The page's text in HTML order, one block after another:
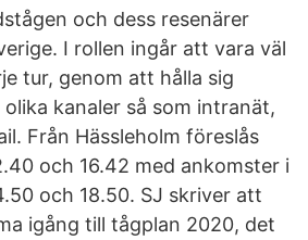
och dess resenärer
I rollen ingår att vara väl
tur, genom att hålla sig
kanaler så som intranät,
Från Hässleholm föreslås
och 16.42 med ankomster i
och 18.50. SJ skriver att
igång till tågplan 2020, det